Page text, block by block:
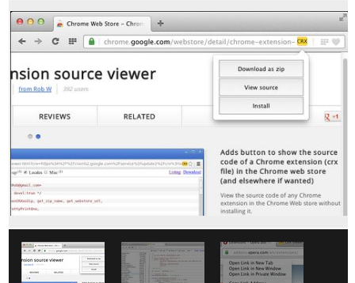
да
осъществява
достъп
ви
във
всички
сайтове.
Това
разширение
може
да
осъществява
достъп
до
някои
сайтове.